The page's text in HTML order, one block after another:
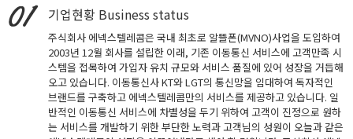
기업현황 Business status
주식회사 에넥스텔레콤은 국내 최초로 알뜰폰(MVNO)사업을 도입하여
2003년 12월 회사를 설립한 이래, 기존 이동통신 서비스에 고객만족 시
스템을 접목하여 가입자 유치 규모와 서비스 품질에 있어 성장을 거듭해
오고 있습니다. 이동통신사 KT와 LGT의 통신망을 임대하여 독자적인
브랜드를 구축하고 에넥스텔레콤만의 서비스를 제공하고 있습니다. 일
반적인 이동통신 서비스에 차별성을 두기 위하여 고객이 진정으로 원하
는 서비스를 개발하기 위한 부단한 노력과 고객님의 성원이 오늘과 같은